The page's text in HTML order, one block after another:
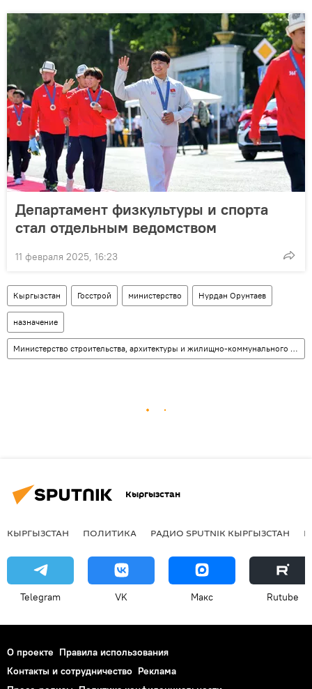
Департамент физкультуры и спорта
стал отдельным ведомством
11 февраля 2025, 16:23
Кыргызстан Госстрой министерство Нурдан Орунтаев
назначение
Министерство строительства, архитектуры и жилищно-коммунального хозяйства КР
Кыргызстан
КЫРГЫЗСТАН ПОЛИТИКА РАДИО SPUTNIK КЫРГЫЗСТАН
Telegram VK Макс Rutube
О проекте Правила использования
Контакты и сотрудничество Реклама